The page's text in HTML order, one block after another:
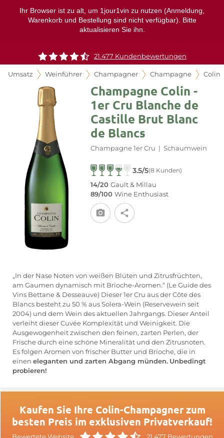
Ihr Browser ist zu alt, um 1jour1vin zu nutzen (Anmeldung,
Warenkorb und Bestellung sind nicht verfügbar). Bitte
aktualisieren Sie ihn.
21.477 Kundenbewertungen
Umsatz Weinführer Champagner Champagne Colin
Champagne Colin -
1er Cru Blanche de
Castille Brut Blanc
de Blancs
Champagne 1er Cru | Schaumwein
3.5/5(8 Kunden)
14/20 Gault & Millau
89/100 Wine Enthusiast
„In der Nase Noten von weißen Blüten und Zitrusfrüchten,
am Gaumen dynamisch mit Brioche-Aromen.“ (Le Guide des
Vins Bettane & Desseauve) Dieser 1er Cru aus der Côte des
Blancs besteht zu 50 % aus Solera-Wein (Reservewein seit
2004) und dem Wein des aktuellen Jahrgangs. Dieser Anteil
verleiht dieser Cuvée Komplexität und Weinigkeit. Die
Ausgewogenheit zwischen den feinen, zarten Perlen, der
Frische durch eine schöne Mineralität und den Zitrusnoten.
Es folgen Aromen von frischer Butter und Brioche, die in
einen eleganten und zarten Abgang münden. Unbedingt
probieren!
Kaufen Sie Ihre Colin-Champagner zum
besten Preis im exklusiven Privatverkauf!
Bewertete Website 21.477 Bewertungen